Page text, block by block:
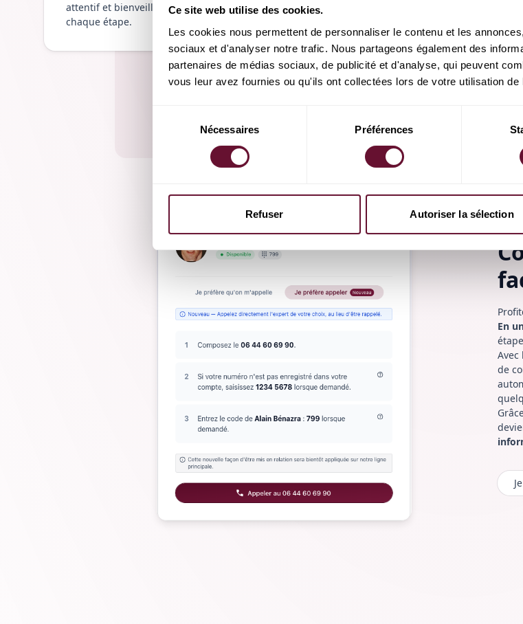
Ce site web utilise des cookies.
Les cookies nous permettent de personnaliser le contenu et les
sociaux et d'analyser notre trafic. Nous partageons également des
partenaires de médias sociaux, de publicité et d'analyse, qui peuvent
vous leur avez fournies ou qu'ils ont collectées lors de votre utilisation
consentement
Nécessaires Préférences
Refuser Autoriser la sélection
attentif et bienveillant à
chaque étape.
qualité exceptionnelle.
En
de